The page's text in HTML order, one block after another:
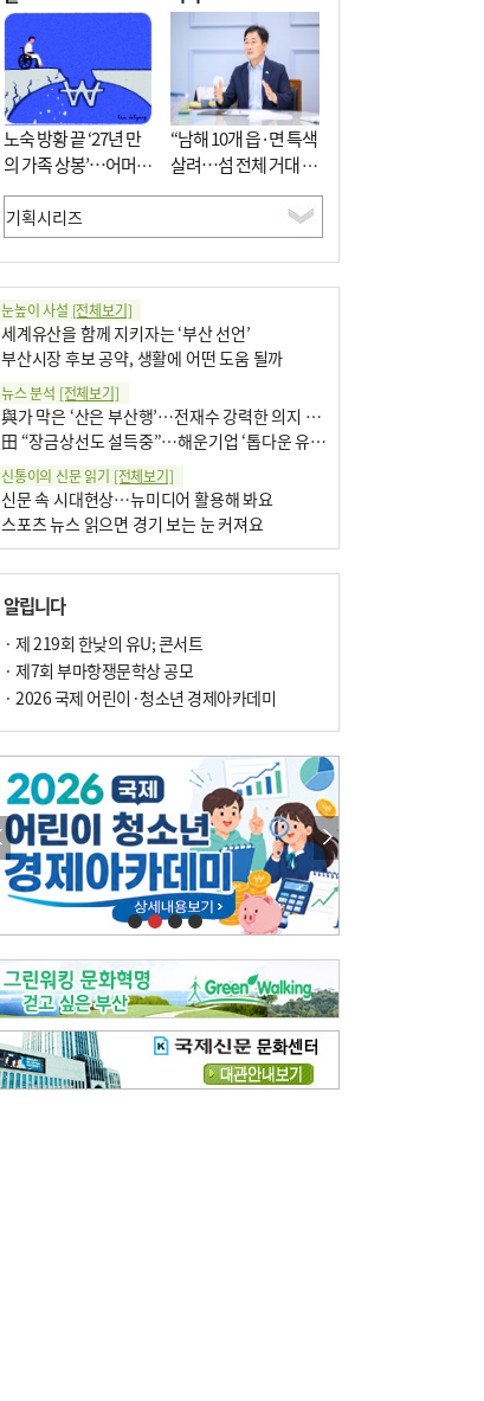
노숙 방황 끝 ‘27년 만
의 가족 상봉’…어머니
와 행복 꿈꿔
“남해 10개 읍·면 특색
살려…섬 전체 거대 정
원으로 조성”
눈높이 사설 [전체보기]
세계유산을 함께 지키자는 ‘부산 선언’
부산시장 후보 공약, 생활에 어떤 도움 될까
뉴스 분석 [전체보기]
與가 막은 ‘산은 부산행’…전재수 강력한 의지 표명 없인 공염불
田 “장금상선도 설득중”…해운기업 ‘톱다운 유치전’ 가속
신통이의 신문 읽기 [전체보기]
신문 속 시대현상…뉴미디어 활용해 봐요
스포츠 뉴스 읽으면 경기 보는 눈 커져요
구·군 승진 축하화분 관행 없애자니 소상공인 울상
팩트체크[전체보기]
의령 한우산 털중나리
한 손 뉴스[전체보기]
시민이 개발한 폭염 대응 앱 ‘그늘로’ 길안내 지도 등 인기
골목 맛집 발굴 고메 셀렉션…부산시, 페스티벌 시월 연계
오늘의 날씨-[전체보기]
오늘의 날씨- 2026년 8월 7일
오늘의 날씨- 2026년 8월 6일
우리 결혼해요-[전체보기]
우리 결혼해요- 김홍윤·정세빈 커플
알립니다
· 제 219회 한낮의 유U; 콘서트
· 제7회 부마항쟁문학상 공모
· 2026 국제 어린이·청소년 경제아카데미